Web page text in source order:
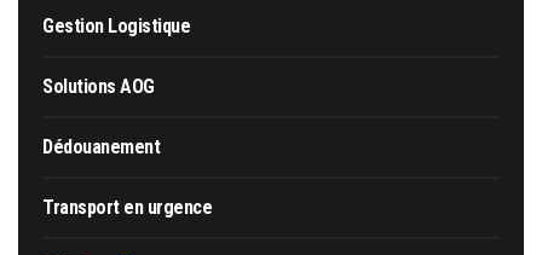
Gestion Logistique
Solutions AOG
Dédouanement
Transport en urgence